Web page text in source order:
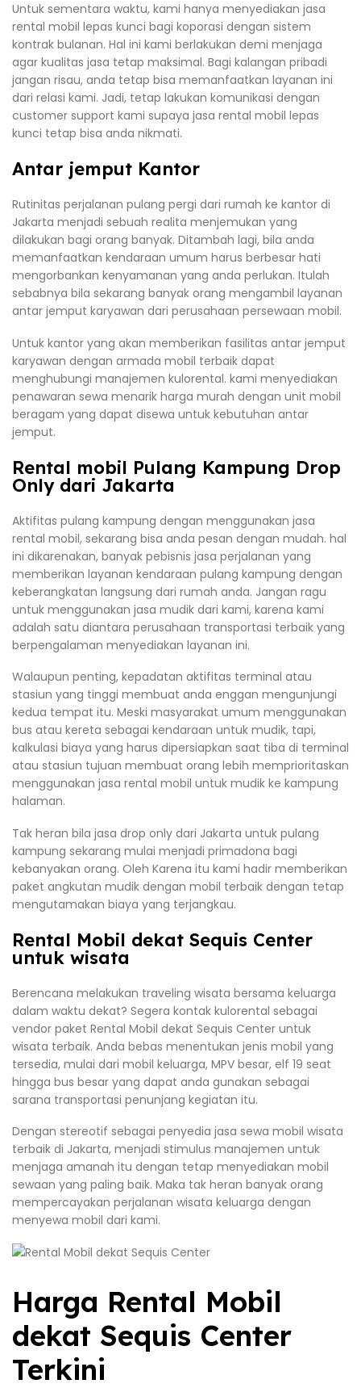
Untuk sementara waktu, kami hanya menyediakan jasa
rental mobil lepas kunci bagi koporasi dengan sistem
kontrak bulanan. Hal ini kami berlakukan demi menjaga
agar kualitas jasa tetap maksimal. Bagi kalangan pribadi
jangan risau, anda tetap bisa memanfaatkan layanan ini
dari relasi kami. Jadi, tetap lakukan komunikasi dengan
customer support kami supaya jasa rental mobil lepas
kunci tetap bisa anda nikmati.
Antar jemput Kantor
Rutinitas perjalanan pulang pergi dari rumah ke kantor di
Jakarta menjadi sebuah realita menjemukan yang
dilakukan bagi orang banyak. Ditambah lagi, bila anda
memanfaatkan kendaraan umum harus berbesar hati
mengorbankan kenyamanan yang anda perlukan. Itulah
sebabnya bila sekarang banyak orang mengambil layanan
antar jemput karyawan dari perusahaan persewaan mobil.
Untuk kantor yang akan memberikan fasilitas antar jemput
karyawan dengan armada mobil terbaik dapat
menghubungi manajemen kulorental. kami menyediakan
penawaran sewa menarik harga murah dengan unit mobil
beragam yang dapat disewa untuk kebutuhan antar
jemput.
Rental mobil Pulang Kampung Drop
Only dari Jakarta
Aktifitas pulang kampung dengan menggunakan jasa
rental mobil, sekarang bisa anda pesan dengan mudah. hal
ini dikarenakan, banyak pebisnis jasa perjalanan yang
memberikan layanan kendaraan pulang kampung dengan
keberangkatan langsung dari rumah anda. Jangan ragu
untuk menggunakan jasa mudik dari kami, karena kami
adalah satu diantara perusahaan transportasi terbaik yang
berpengalaman menyediakan layanan ini.
Walaupun penting, kepadatan aktifitas terminal atau
stasiun yang tinggi membuat anda enggan mengunjungi
kedua tempat itu. Meski masyarakat umum menggunakan
bus atau kereta sebagai kendaraan untuk mudik, tapi,
kalkulasi biaya yang harus dipersiapkan saat tiba di terminal
atau stasiun tujuan membuat orang lebih memprioritaskan
menggunakan jasa rental mobil untuk mudik ke kampung
halaman.
Tak heran bila jasa drop only dari Jakarta untuk pulang
kampung sekarang mulai menjadi primadona bagi
kebanyakan orang. Oleh Karena itu kami hadir memberikan
paket angkutan mudik dengan mobil terbaik dengan tetap
mengutamakan biaya yang terjangkau.
Rental Mobil dekat Sequis Center
untuk wisata
Berencana melakukan traveling wisata bersama keluarga
dalam waktu dekat? Segera kontak kulorental sebagai
vendor paket Rental Mobil dekat Sequis Center untuk
wisata terbaik. Anda bebas menentukan jenis mobil yang
tersedia, mulai dari mobil keluarga, MPV besar, elf 19 seat
hingga bus besar yang dapat anda gunakan sebagai
sarana transportasi penunjang kegiatan itu.
Dengan stereotif sebagai penyedia jasa sewa mobil wisata
terbaik di Jakarta, menjadi stimulus manajemen untuk
menjaga amanah itu dengan tetap menyediakan mobil
sewaan yang paling baik. Maka tak heran banyak orang
mempercayakan perjalanan wisata keluarga dengan
menyewa mobil dari kami.
Harga Rental Mobil
dekat Sequis Center
Terkini